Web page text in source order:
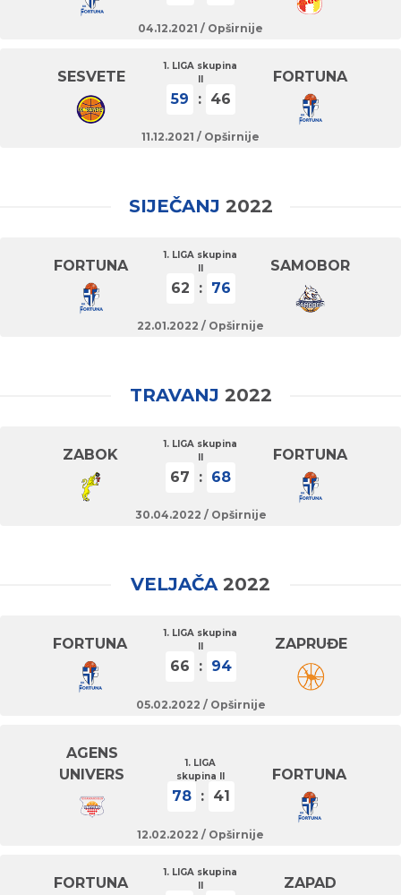
04.12.2021 / Opširnije
SESVETE
59
: 46
1. LIGA skupina
II
FORTUNA
11.12.2021 / Opširnije
SIJEČANJ 2022
FORTUNA
62
: 76
1. LIGA skupina
II
SAMOBOR
22.01.2022 / Opširnije
TRAVANJ 2022
ZABOK
67
: 68
1. LIGA skupina
II
FORTUNA
30.04.2022 / Opširnije
VELJAČA 2022
FORTUNA
66
: 94
1. LIGA skupina
ZAPRUĐE
05.02.2022 / Opširnije
AGENS
UNIVERS
78
: 41
1. LIGA
skupina II
FORTUNA
12.02.2022 / Opširnije
FORTUNA
1. LIGA skupina
II
ZAPAD